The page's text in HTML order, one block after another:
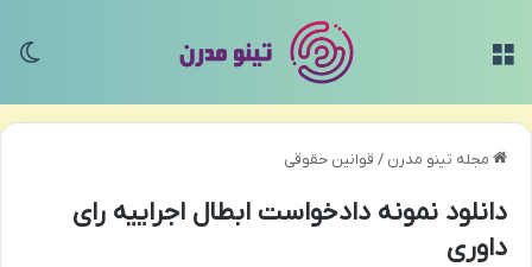
مجله تینو مدرن / قوانین حقوقی
دانلود نمونه دادخواست ابطال اجراییه رای
داوری